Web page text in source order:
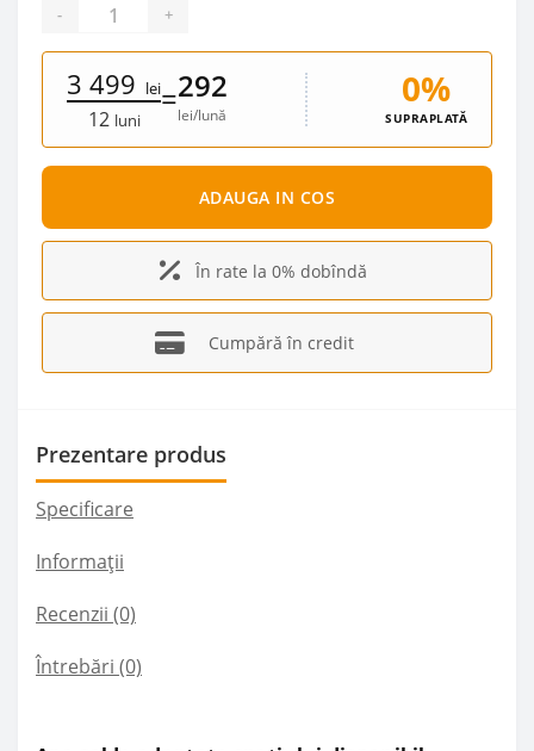
- +
3 499 lei
12 luni
=292
lei/lună
0%
SUPRAPLATĂ
ADAUGA IN COS
În rate la 0% dobîndă
Cumpără în credit
Prezentare produs
Specificare
Informații
Recenzii (0)
Întrebări (0)